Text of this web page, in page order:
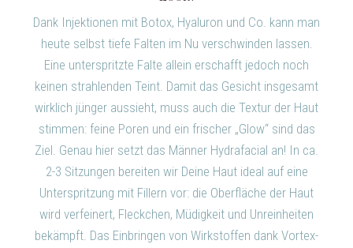
Dank Injektionen mit Botox, Hyaluron und Co. kann man
heute selbst tiefe Falten im Nu verschwinden lassen.
Eine unterspritzte Falte allein erschafft jedoch noch
keinen strahlenden Teint. Damit das Gesicht insgesamt
wirklich jünger aussieht, muss auch die Textur der Haut
stimmen: feine Poren und ein frischer „Glow“ sind das
Ziel. Genau hier setzt das Männer Hydrafacial an! In ca.
2-3 Sitzungen bereiten wir Deine Haut ideal auf eine
Unterspritzung mit Fillern vor: die Oberfläche der Haut
wird verfeinert, Fleckchen, Müdigkeit und Unreinheiten
bekämpft. Das Einbringen von Wirkstoffen dank Vortex-